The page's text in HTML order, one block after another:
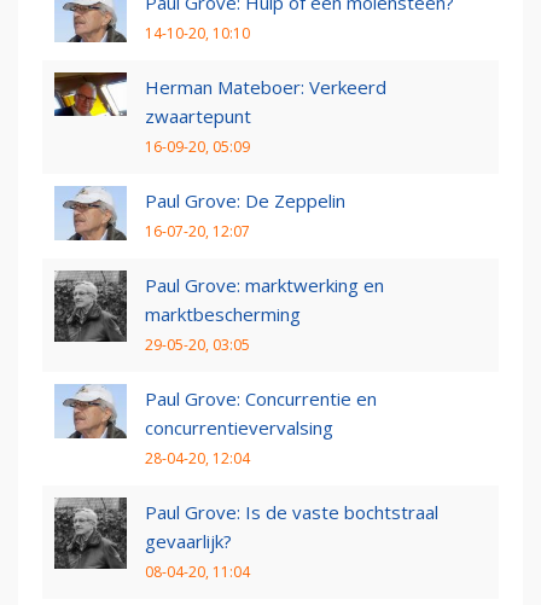
14-10-20, 10:10
Herman Mateboer: Verkeerd
zwaartepunt
16-09-20, 05:09
Paul Grove: De Zeppelin
16-07-20, 12:07
Paul Grove: marktwerking en
marktbescherming
29-05-20, 03:05
Paul Grove: Concurrentie en
concurrentievervalsing
28-04-20, 12:04
Paul Grove: Is de vaste bochtstraal
gevaarlijk?
08-04-20, 11:04